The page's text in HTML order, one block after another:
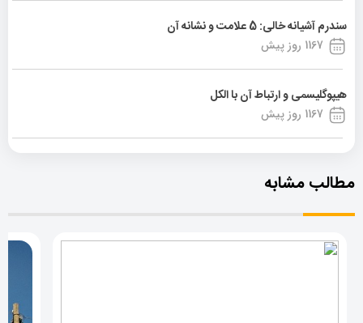
سندرم آشیانه خالی: 5 علامت و نشانه آن
1167 روز پیش
هیپوگلیسمی و ارتباط آن با الکل
1167 روز پیش
مطالب مشابه